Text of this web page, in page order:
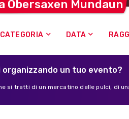
Obersaxen Mundaun
CATEGORIA DATA
organizzando un tuo evento?
si tratti di un mercatino delle pulci, di